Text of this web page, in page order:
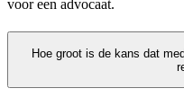
voor een advocaat.
Hoe groot is de kans dat